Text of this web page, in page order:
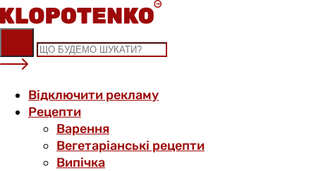
Skip
to
content
Відключити рекламу
Рецепти
Варення
Вегетаріанські рецепти
Випічка